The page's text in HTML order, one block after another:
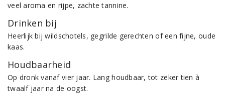
veel aroma en rijpe, zachte tannine.
Drinken bij
Heerlijk bij wildschotels, gegrilde gerechten of een fijne, oude
kaas.
Houdbaarheid
Op dronk vanaf vier jaar. Lang houdbaar, tot zeker tien à
twaalf jaar na de oogst.